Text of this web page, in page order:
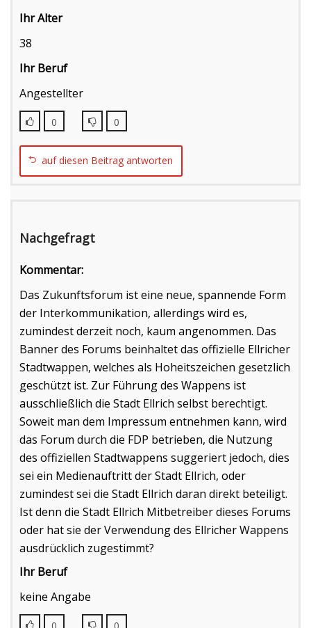
Ihr Alter
38
Ihr Beruf
Angestellter
0 0
auf diesen Beitrag antworten
Nachgefragt
Kommentar:
Das Zukunftsforum ist eine neue, spannende Form
der Interkommunikation, allerdings wird es,
zumindest derzeit noch, kaum angenommen. Das
Banner des Forums beinhaltet das offizielle Ellricher
Stadtwappen, welches als Hoheitszeichen gesetzlich
geschützt ist. Zur Führung des Wappens ist
ausschließlich die Stadt Ellrich selbst berechtigt.
Soweit man dem Impressum entnehmen kann, wird
das Forum durch die FDP betrieben, die Nutzung
des offiziellen Stadtwappens suggeriert jedoch, dies
sei ein Medienauftritt der Stadt Ellrich, oder
zumindest sei die Stadt Ellrich daran direkt beteiligt.
Ist denn die Stadt Ellrich Mitbetreiber dieses Forums
oder hat sie der Verwendung des Ellricher Wappens
ausdrücklich zugestimmt?
Ihr Beruf
keine Angabe